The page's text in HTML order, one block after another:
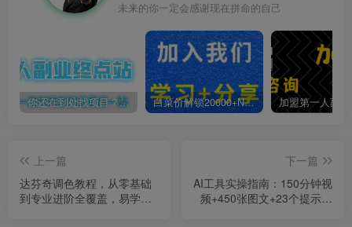
未来的你一定会感谢现在拼命的自己
你还在到处找项目？还在当韭菜？我靠卖项目一个月收入5万+，曾经我也是个失败者。 白菜价解锁20000+N个赚钱机会，加入第一人副业终点站会员，全站资源免费学习。
上一篇
达芬奇调色教程，从零基础
到专业进阶全覆盖，易学易
下一篇
AI工具实操指南：150分钟视
频+450张图文+23个提示词